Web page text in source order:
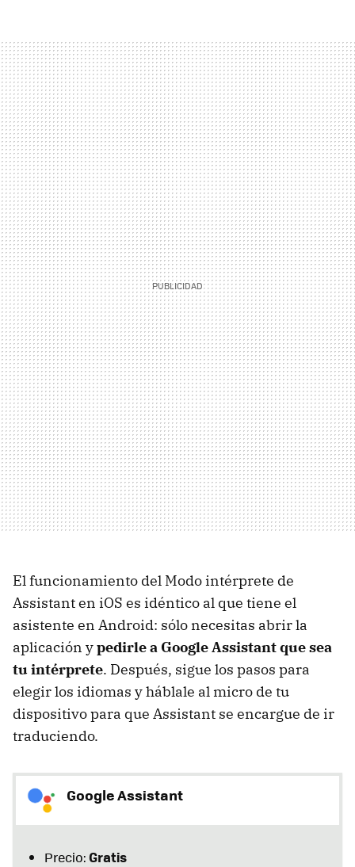
El funcionamiento del Modo intérprete de
Assistant en iOS es idéntico al que tiene el
asistente en Android: sólo necesitas abrir la
aplicación ypedirle a Google Assistant que sea
tu intérprete. Después, sigue los pasos para
elegir los idiomas y háblale al micro de tu
dispositivo para que Assistant se encargue de ir
traduciendo.
Google Assistant
Precio:Gratis